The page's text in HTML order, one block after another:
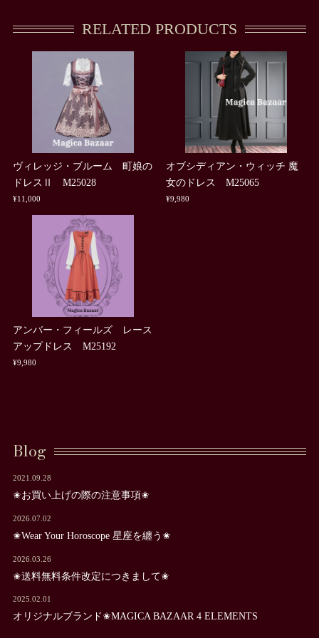
RELATED PRODUCTS
ヴィレッジ・ブルーム 町娘の
ドレスⅡ M25028
¥11,000
オブシディアン・ウィッチ 魔
女のドレス M25065
¥9,980
アンバー・フィールズ レース
アップドレス M25192
¥9,980
Blog
2021.09.28
✬お買い上げの際の注意事項✬
2026.07.02
✬Wear Your Horoscope 星座を纏う✬
2026.03.26
✬送料無料条件改定につきまして✬
2025.02.01
オリジナルブランド✬MAGICA BAZAAR 4 ELEMENTS